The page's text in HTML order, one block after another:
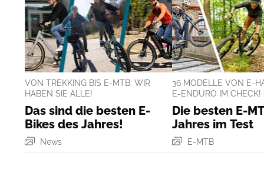
VON TREKKING BIS E-MTB: WIR
HABEN SIE ALLE!
Das sind die besten E-
Bikes des Jahres!
News
36 MODELLE VON E-
E-ENDURO IM CHECK!
Die besten E-
Jahres im Test
E-MTB